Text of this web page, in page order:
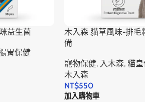
益生菌
胃保健
木入森 貓草風味-排毛
備
寵物保健, 入木森, 貓
木入森
NT$550
加入購物車